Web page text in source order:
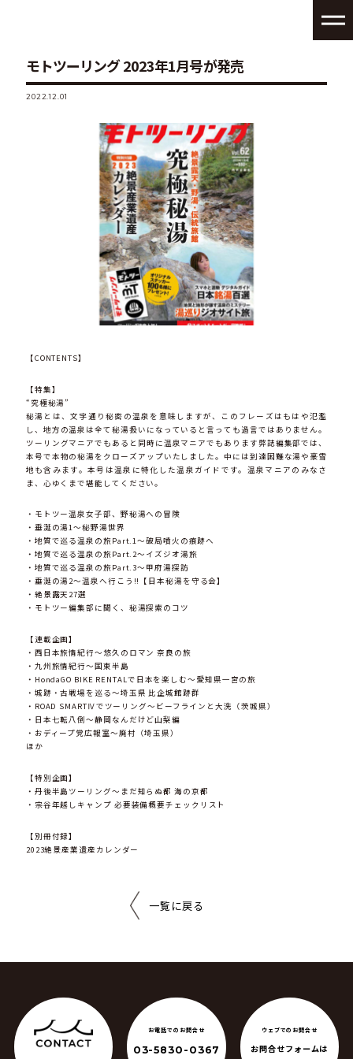
モトツーリング 2023年1月号が発売
2022.12.01
【CONTENTS】
【特集】
“究極秘湯”
秘湯とは、文字通り秘密の温泉を意味しますが、このフレーズはもはや氾濫
し、地方の温泉は全て秘湯扱いになっていると言っても過言ではありません。
ツーリングマニアでもあると同時に温泉マニアでもあります弊誌編集部では、
本号で本物の秘湯をクローズアップいたしました。中には到達困難な湯や豪雪
地も含みます。本号は温泉に特化した温泉ガイドです。温泉マニアのみなさ
ま、心ゆくまで堪能してください。
・モトツー温泉女子部、野秘湯への冒険
・垂涎の湯1〜秘野湯世界
・地質で巡る温泉の旅Part.1〜破局噴火の痕跡へ
・地質で巡る温泉の旅Part.2〜イズジオ湯旅
・地質で巡る温泉の旅Part.3〜甲府湯探訪
・垂涎の湯2〜温泉へ行こう!!【日本秘湯を守る会】
・絶景露天27選
・モトツー編集部に聞く、秘湯探索のコツ
【連載企画】
・西日本旅情紀行〜悠久のロマン 奈良の旅
・九州旅情紀行〜国東半島
・HondaGO BIKE RENTALで日本を楽しむ〜愛知県一宮の旅
・城跡・古戦場を巡る〜埼玉県 比企城館跡群
・ROAD SMARTⅣでツーリング〜ビーフラインと大洗（茨城県）
・日本七転八倒〜静岡なんだけど山梨編
・おディープ党広報室〜廃村（埼玉県）
ほか
【特別企画】
・丹後半島ツーリング〜まだ知らぬ都 海の京都
・宗谷年越しキャンプ 必要装備概要チェックリスト
【別冊付録】
2023絶景産業遺産カレンダー
一覧に戻る
お電話でのお問合せ
03-5830-0367
ウェブでのお問合せ
お問合せフォームは